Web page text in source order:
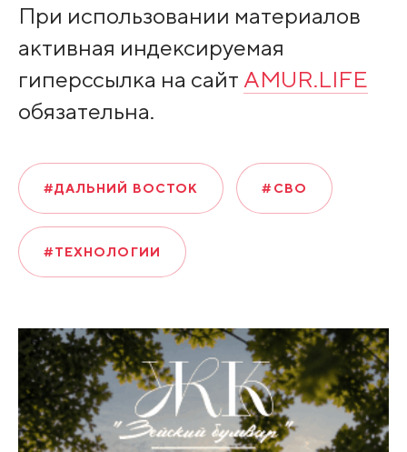
При использовании материалов
активная индексируемая
гиперссылка на сайт AMUR.LIFE
обязательна.
#ДАЛЬНИЙ ВОСТОК #СВО
#ТЕХНОЛОГИИ